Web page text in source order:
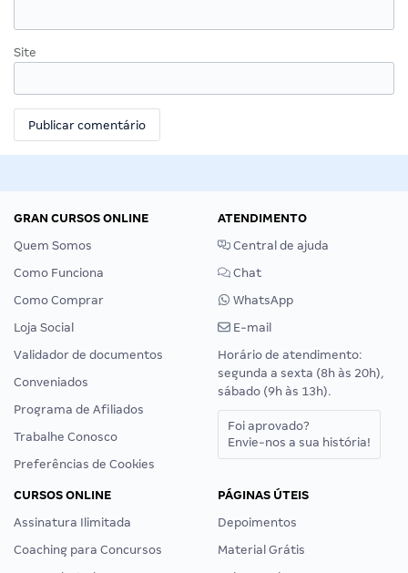
Site
GRAN CURSOS ONLINE
Quem Somos
Como Funciona
Como Comprar
Loja Social
Validador de documentos
Conveniados
Programa de Afiliados
Trabalhe Conosco
Preferências de Cookies
ATENDIMENTO
Central de ajuda
Chat
WhatsApp
E-mail
Horário de atendimento:
segunda a sexta (8h às 20h),
sábado (9h às 13h).
Foi aprovado?
Envie-nos a sua história!
CURSOS ONLINE
Assinatura Ilimitada
Coaching para Concursos
PÁGINAS ÚTEIS
Depoimentos
Material Grátis